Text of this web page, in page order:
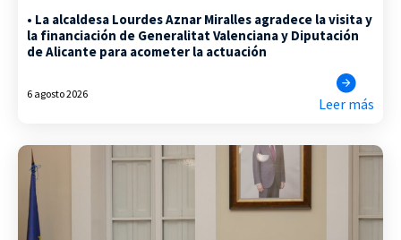
• La alcaldesa Lourdes Aznar Miralles agradece la visita y
la financiación de Generalitat Valenciana y Diputación
de Alicante para acometer la actuación
6 agosto 2026
Leer más